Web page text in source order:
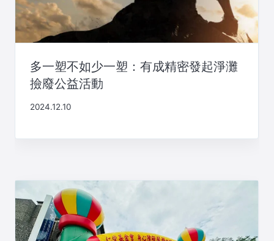
多一塑不如少一塑：有成精密發起淨灘
撿廢公益活動
2024.12.10